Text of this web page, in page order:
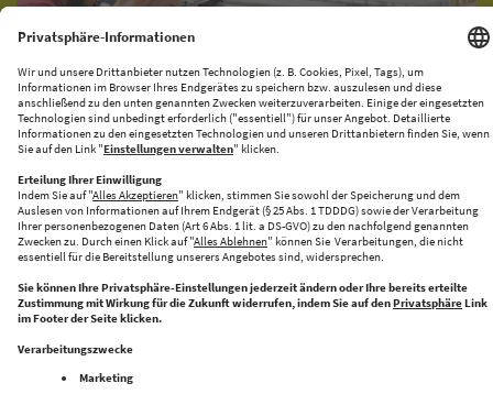
KI-PRODUKATIONSNETZWERK
CENTRE FOR FUTURE PRODUCTION
Halle 43 bringt Innovation und Industrie zusammen